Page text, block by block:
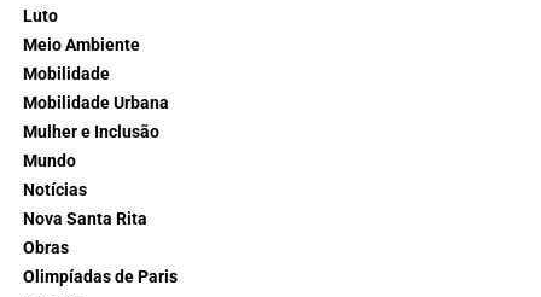
Luto
Meio Ambiente
Mobilidade
Mobilidade Urbana
Mulher e Inclusão
Mundo
Notícias
Nova Santa Rita
Obras
Olimpíadas de Paris